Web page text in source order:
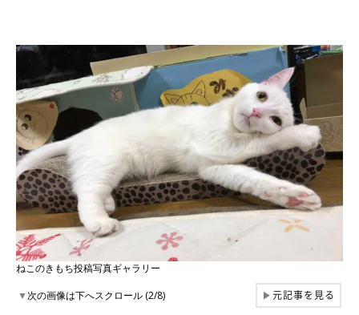
ねこのきもち投稿写真ギャラリー
▼次の画像は下へスクロール (2/8) ▶元記事を見る